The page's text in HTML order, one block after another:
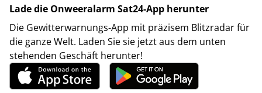
Lade die Onweeralarm Sat24-App herunter
Die Gewitterwarnungs-App mit präzisem Blitzradar für
die ganze Welt. Laden Sie sie jetzt aus dem unten
stehenden Geschäft herunter!